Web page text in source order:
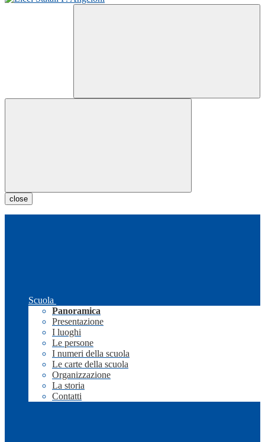
close
Scuola
Panoramica
Presentazione
I luoghi
Le persone
I numeri della scuola
Le carte della scuola
Organizzazione
La storia
Contatti